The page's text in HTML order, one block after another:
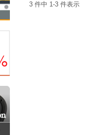
3 件中 1-3 件表示